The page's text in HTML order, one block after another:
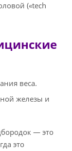
(«tech
веса.
железы и
— это
это